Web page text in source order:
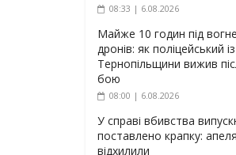
08:33 | 6.08.2026
Майже 10 годин під
дронів: як поліцейський із
Тернопільщини вижив
бою
08:00 | 6.08.2026
У справі вбивства
поставлено крапку:
відхилили